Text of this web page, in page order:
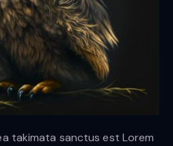
takimata sanctus est Lorem